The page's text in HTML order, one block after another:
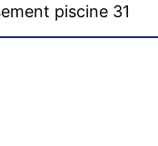
piscine 31